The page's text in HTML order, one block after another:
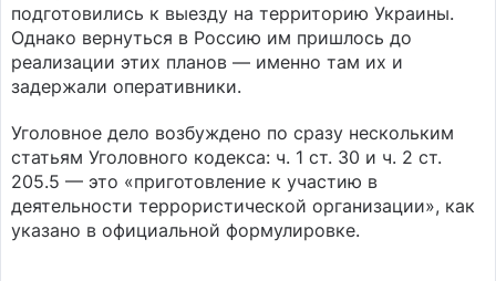
подготовились к выезду на территорию Украины.
Однако вернуться в Россию им пришлось до
реализации этих планов — именно там их и
задержали оперативники.
Уголовное дело возбуждено по сразу нескольким
статьям Уголовного кодекса: ч. 1 ст. 30 и ч. 2 ст.
205.5 — это «приготовление к участию в
деятельности террористической организации», как
указано в официальной формулировке.